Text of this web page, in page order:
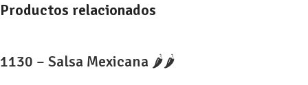
Productos relacionados
1130 – Salsa Mexicana 🌶️🌶️